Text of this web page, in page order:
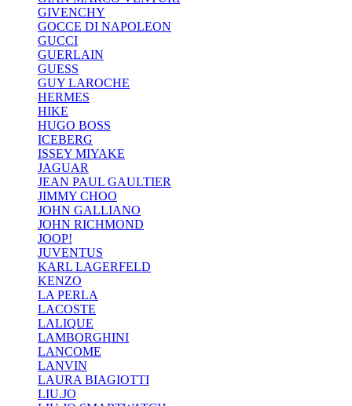
GIVENCHY
GOCCE DI NAPOLEON
GUCCI
GUERLAIN
GUESS
GUY LAROCHE
HERMES
HIKE
HUGO BOSS
ICEBERG
ISSEY MIYAKE
JAGUAR
JEAN PAUL GAULTIER
JIMMY CHOO
JOHN GALLIANO
JOHN RICHMOND
JOOP!
JUVENTUS
KARL LAGERFELD
KENZO
LA PERLA
LACOSTE
LALIQUE
LAMBORGHINI
LANCOME
LANVIN
LAURA BIAGIOTTI
LIU.JO